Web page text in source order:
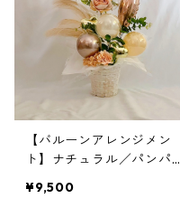
【バルーンアレンジメン
ト】ナチュラル／パンパス
ージ
¥9,500